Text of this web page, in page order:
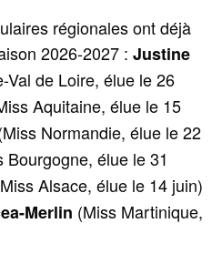
régionales ont déjà
2026-2027 :Justine
Val de Loire, élue le 26
Aquitaine, élue le 15
Normandie, élue le 22
Bourgogne, élue le 31
Alsace, élue le 14 juin)
Merlin (Miss Martinique,